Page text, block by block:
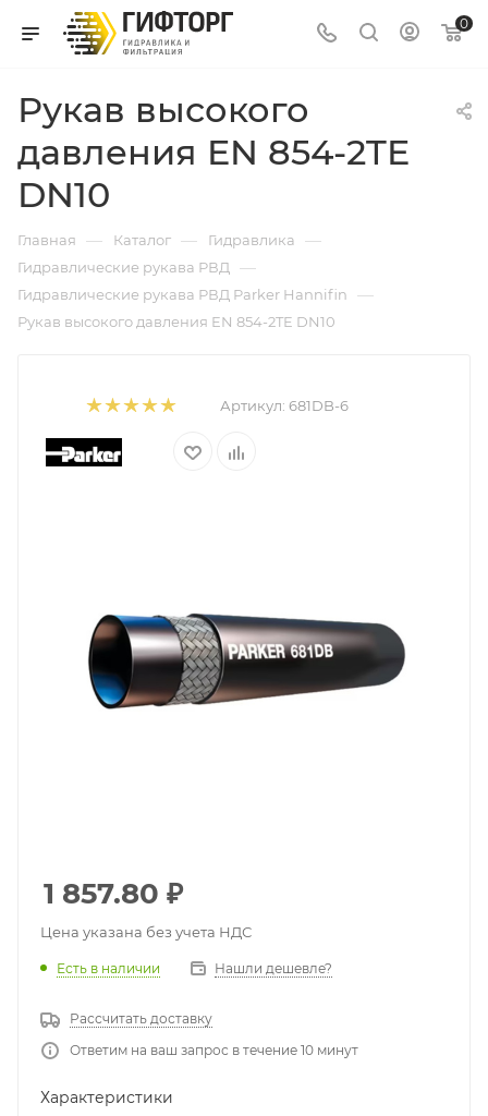
0
Рукав высокого
давления EN 854-2TE
DN10
Главная — Каталог — Гидравлика —
Гидравлические рукава РВД —
Гидравлические рукава РВД Parker Hannifin —
Рукав высокого давления EN 854-2TE DN10
Артикул: 681DB-6
1 857.80 ₽
Цена указана без учета НДС
Есть в наличии Нашли дешевле?
Рассчитать доставку
Ответим на ваш запрос в течение 10 минут
Характеристики